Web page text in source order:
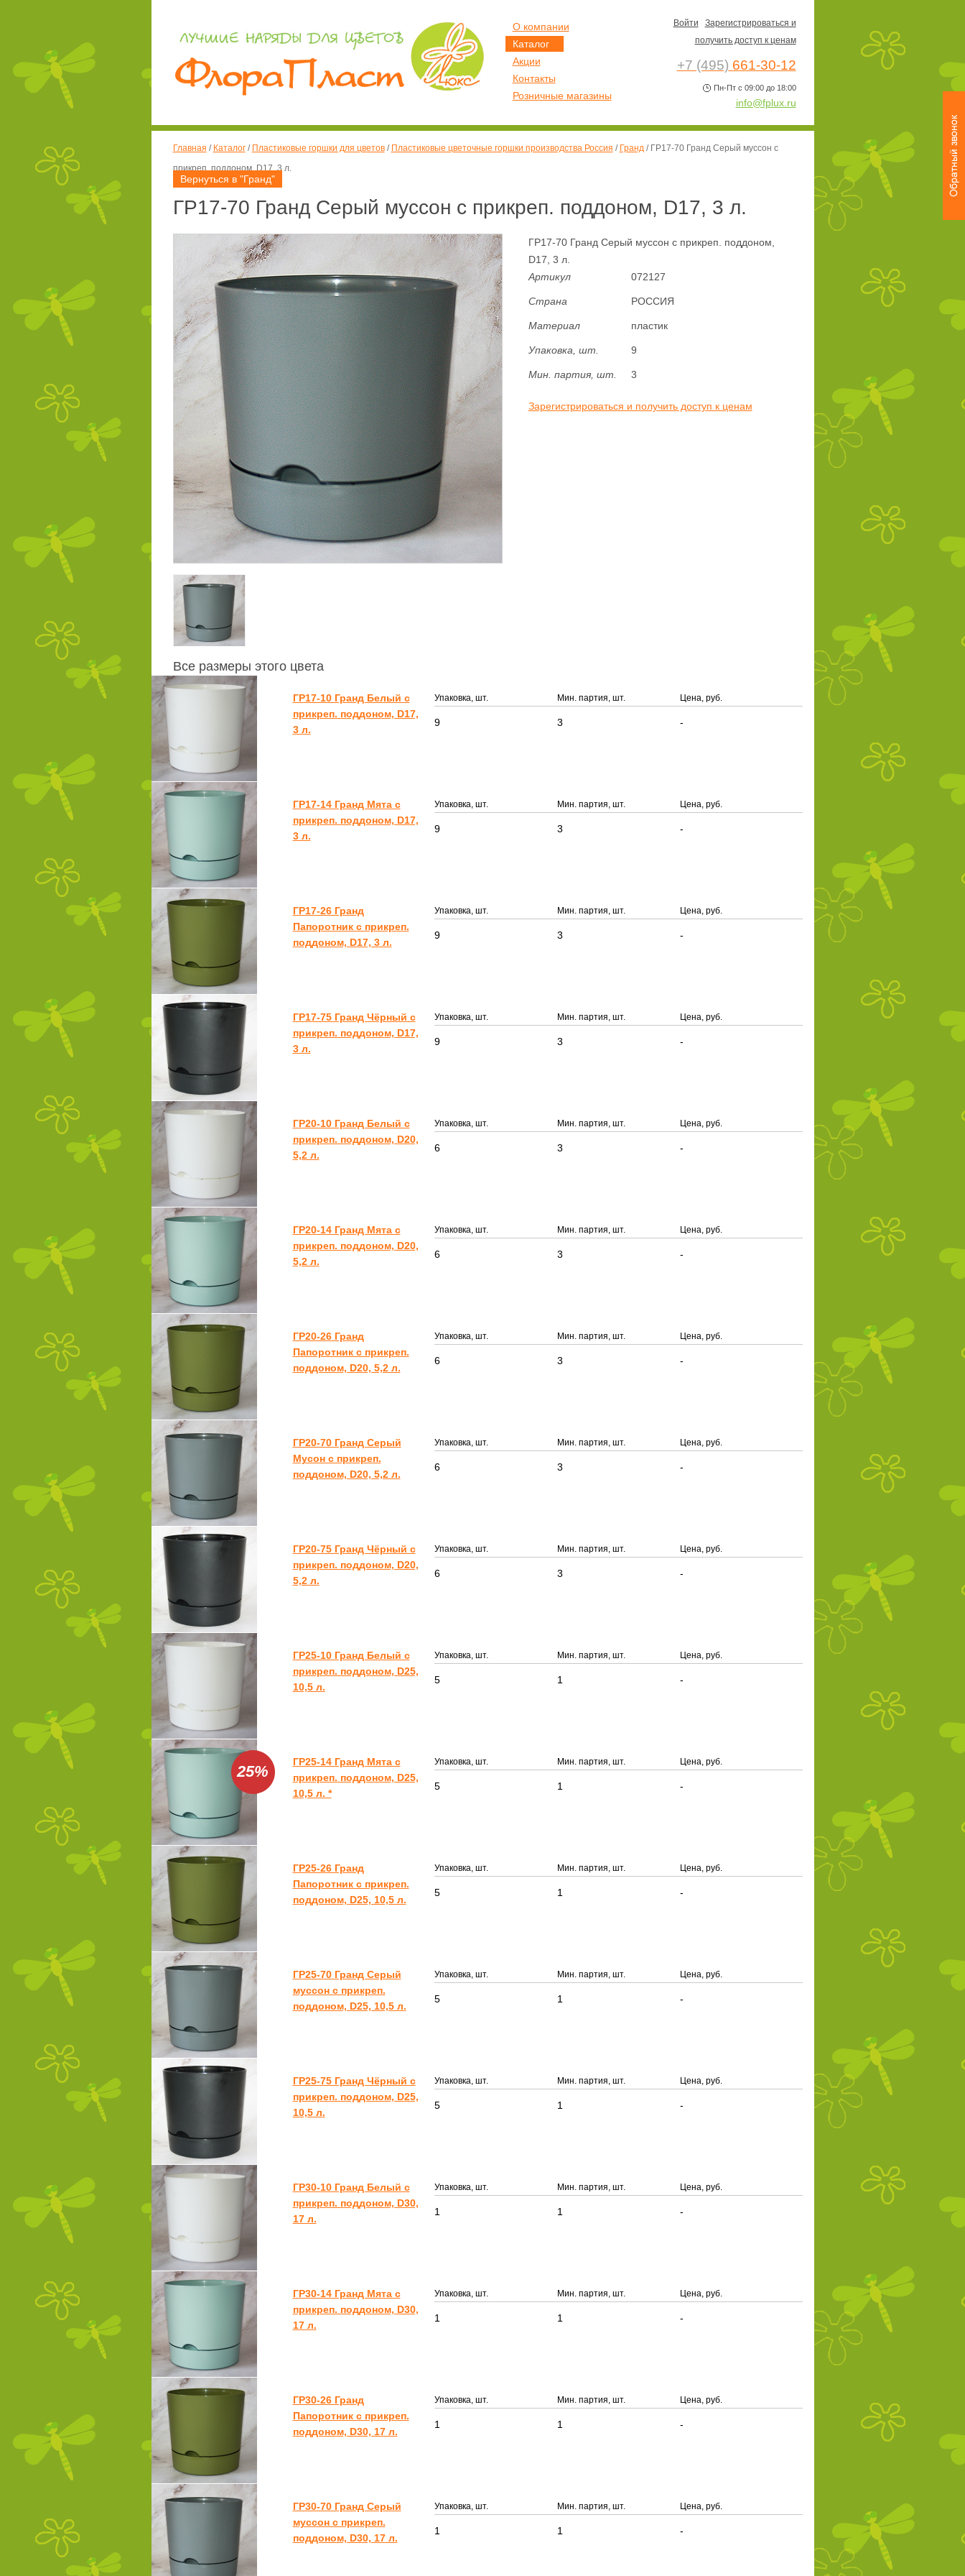
Главная / Каталог/ Пластиковые горшки для цветов/ Пластиковые цветочные горшки производства Россия / Гранд/ ГР17-70 Гранд Серый муссон с
прикреп. поддоном, D17, 3 л.
Вернуться в "Гранд"
ГР17-70 Гранд Серый муссон с прикреп. поддоном, D17, 3 л.
ГР17-70 Гранд Серый муссон с прикреп. поддоном,
D17, 3 л.
Артикул
072127
Страна РОССИЯ
Материал пластик
Упаковка, шт. 9
Мин. партия, шт. 3
Зарегистрироваться и получить доступ к ценам
Все размеры этого цвета
ГР17-10 Гранд Белый с
прикреп. поддоном, D17,
3 л.
Упаковка, шт. Мин. партия, шт. Цена, руб.
9 3 -
ГР17-14 Гранд Мята с
прикреп. поддоном, D17,
3 л.
Упаковка, шт. Мин. партия, шт. Цена, руб.
9 3 -
ГР17-26 Гранд
Папоротник с прикреп.
поддоном, D17, 3 л.
Упаковка, шт. Мин. партия, шт. Цена, руб.
9 3 -
ГР17-75 Гранд Чёрный с
прикреп. поддоном, D17,
3 л.
Упаковка, шт. Мин. партия, шт. Цена, руб.
9 3 -
ГР20-10 Гранд Белый с
прикреп. поддоном, D20,
5,2 л.
Упаковка, шт. Мин. партия, шт. Цена, руб.
6 3 -
ГР20-14 Гранд Мята с
прикреп. поддоном, D20,
5,2 л.
Упаковка, шт. Мин. партия, шт. Цена, руб.
6 3 -
ГР20-26 Гранд
Папоротник с прикреп.
поддоном, D20, 5,2 л.
Упаковка, шт. Мин. партия, шт. Цена, руб.
6 3 -
ГР20-70 Гранд Серый
Мусон с прикреп.
поддоном, D20, 5,2 л.
Упаковка, шт. Мин. партия, шт. Цена, руб.
6 3 -
ГР20-75 Гранд Чёрный с
прикреп. поддоном, D20,
5,2 л.
Упаковка, шт. Мин. партия, шт. Цена, руб.
6 3 -
ГР25-10 Гранд Белый с
прикреп. поддоном, D25,
10,5 л.
Упаковка, шт. Мин. партия, шт. Цена, руб.
5 1 -
25%
ГР25-14 Гранд Мята с
прикреп. поддоном, D25,
10,5 л. *
Упаковка, шт. Мин. партия, шт. Цена, руб.
5 1 -
ГР25-26 Гранд
Папоротник с прикреп.
поддоном, D25, 10,5 л.
Упаковка, шт. Мин. партия, шт. Цена, руб.
5 1 -
ГР25-70 Гранд Серый
муссон с прикреп.
поддоном, D25, 10,5 л.
Упаковка, шт. Мин. партия, шт. Цена, руб.
5 1 -
ГР25-75 Гранд Чёрный с
прикреп. поддоном, D25,
10,5 л.
Упаковка, шт. Мин. партия, шт. Цена, руб.
5 1 -
ГР30-10 Гранд Белый с
прикреп. поддоном, D30,
17 л.
Упаковка, шт. Мин. партия, шт. Цена, руб.
1 1 -
ГР30-14 Гранд Мята с
прикреп. поддоном, D30,
17 л.
Упаковка, шт. Мин. партия, шт. Цена, руб.
1 1 -
ГР30-26 Гранд
Папоротник с прикреп.
поддоном, D30, 17 л.
Упаковка, шт. Мин. партия, шт. Цена, руб.
1 1 -
ГР30-70 Гранд Серый
муссон с прикреп.
поддоном, D30, 17 л.
Упаковка, шт. Мин. партия, шт. Цена, руб.
1 1 -
О компании
Каталог
Акции
Контакты
Розничные магазины
Войти
Зарегистрироваться и
получить доступ к ценам
+7 (495) 661-30-12
Пн-Пт с 09:00 до 18:00
info@fplux.ru